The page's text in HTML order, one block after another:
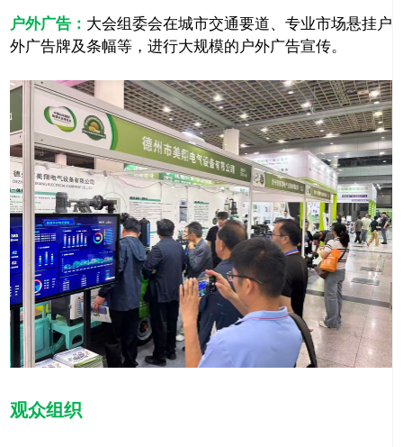
户外广告： 大会组委会在城市交通要道、专业市场悬挂户
外广告牌及条幅等，进行大规模的户外广告宣传。
观众组织